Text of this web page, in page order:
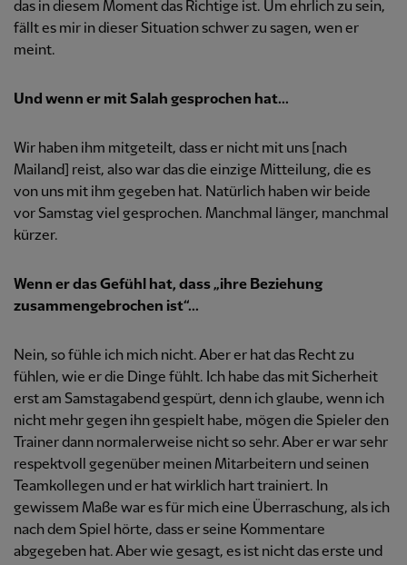
das in diesem Moment das Richtige ist. Um ehrlich zu sein,
fällt es mir in dieser Situation schwer zu sagen, wen er
meint.
Und wenn er mit Salah gesprochen hat...
Wir haben ihm mitgeteilt, dass er nicht mit uns [nach
Mailand] reist, also war das die einzige Mitteilung, die es
von uns mit ihm gegeben hat. Natürlich haben wir beide
vor Samstag viel gesprochen. Manchmal länger, manchmal
kürzer.
Wenn er das Gefühl hat, dass „ihre Beziehung
zusammengebrochen ist“...
Nein, so fühle ich mich nicht. Aber er hat das Recht zu
fühlen, wie er die Dinge fühlt. Ich habe das mit Sicherheit
erst am Samstagabend gespürt, denn ich glaube, wenn ich
nicht mehr gegen ihn gespielt habe, mögen die Spieler den
Trainer dann normalerweise nicht so sehr. Aber er war sehr
respektvoll gegenüber meinen Mitarbeitern und seinen
Teamkollegen und er hat wirklich hart trainiert. In
gewissem Maße war es für mich eine Überraschung, als ich
nach dem Spiel hörte, dass er seine Kommentare
abgegeben hat. Aber wie gesagt, es ist nicht das erste und